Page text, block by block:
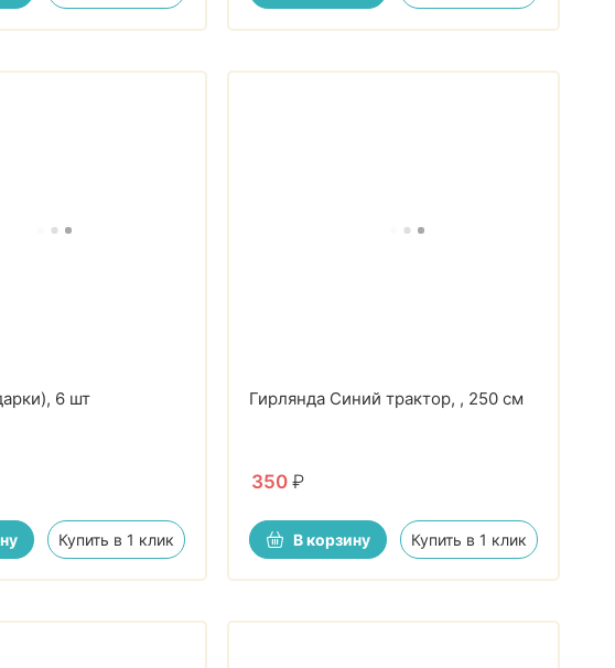
6 шт
Купить в 1 клик
Гирлянда Синий трактор, , 250 см
350 ₽
В корзину Купить в 1 клик